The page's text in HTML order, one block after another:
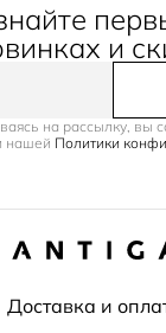
и
на рассылку, вы
нашей Политики
Доставка и